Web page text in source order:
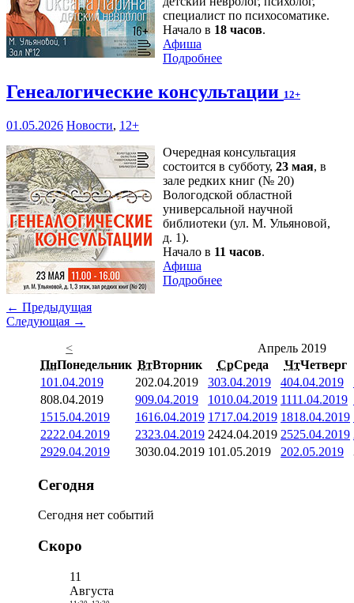
специалист по психосоматике.
Начало в 18 часов.
Афиша
Подробнее
Генеалогические консультации 12+
01.05.2026 Новости, 12+
Очередная консультация
состоится в субботу, 23 мая, в
зале редких книг (№ 20)
Вологодской областной
универсальной научной
библиотеки (ул. М. Ульяновой,
д. 1).
Начало в 11 часов.
Афиша
Подробнее
← Предыдущая
Следующая →
<
Апрель 2019
ПнПонедельник ВтВторник СрСреда ЧтЧетверг
101.04.2019 202.04.2019 303.04.2019 404.04.2019
808.04.2019 909.04.2019 1010.04.2019 1111.04.2019
1515.04.2019 1616.04.2019 1717.04.2019 1818.04.2019
2222.04.2019 2323.04.2019 2424.04.2019 2525.04.2019
2929.04.2019 3030.04.2019 101.05.2019 202.05.2019
Сегодня
Сегодня нет событий
Скоро
11
Августа